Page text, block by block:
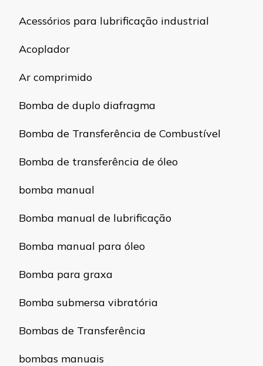
Acessórios para lubrificação industrial
Acoplador
Ar comprimido
Bomba de duplo diafragma
Bomba de Transferência de Combustível
Bomba de transferência de óleo
bomba manual
Bomba manual de lubrificação
Bomba manual para óleo
Bomba para graxa
Bomba submersa vibratória
Bombas de Transferência
bombas manuais